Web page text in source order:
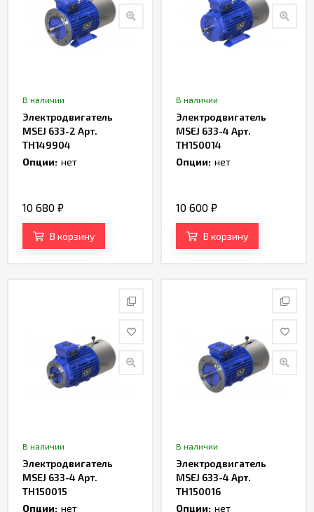
В наличии
Электродвигатель
MSEJ 633-2 Арт.
TH149904
Опции: нет
10 680 ₽
В корзину
В наличии
Электродвигатель
MSEJ 633-4 Арт.
TH150014
Опции: нет
10 600 ₽
В корзину
В наличии
Электродвигатель
MSEJ 633-4 Арт.
TH150015
Опции: нет
В наличии
Электродвигатель
MSEJ 633-4 Арт.
TH150016
Опции: нет